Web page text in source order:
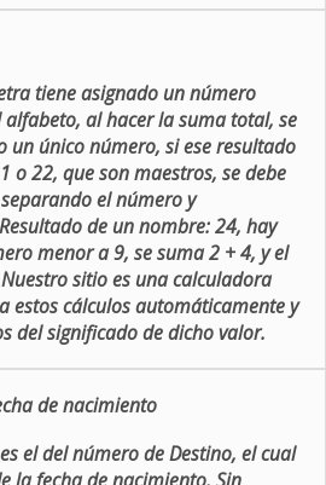
tiene asignado un número
alfabeto, al hacer la suma total, se
un único número, si ese resultado
o 22, que son maestros, se debe
el número y
de un nombre: 24, hay
menor a 9, se suma 2 + 4, y el
sitio es una calculadora
estos cálculos automáticamente y
del significado de dicho valor.
de nacimiento
el del número de Destino, el cual